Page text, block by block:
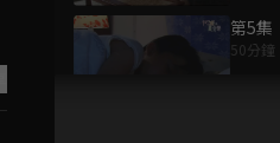
第5集
50分鐘
為您推薦